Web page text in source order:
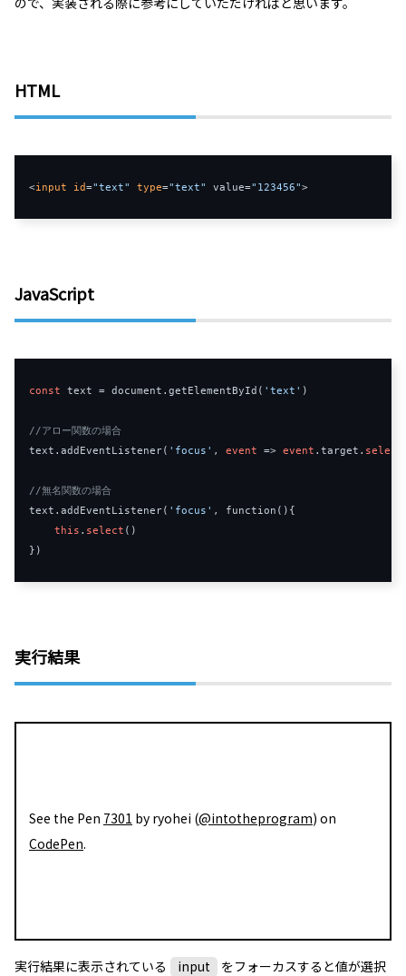
HTML
<input id="text" type="text" value="123456">
JavaScript
const text = document . getElementById ( 'text' )
//アロー関数の場合
text . addEventListener( 'focus' , event => event . target . select
//無名関数の場合
text . addEventListener( 'focus' , function (){
this . select ()
})
実行結果
See the Pen 7301 by ryohei (@intotheprogram) on
CodePen.
実行結果に表示されている input
をフォーカスすると値が選択